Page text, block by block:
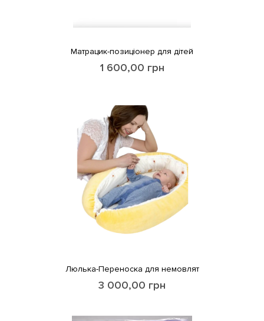
Матрацик-позиціонер для дітей
1 600,00 грн
Люлька-Переноска для немовлят
3 000,00 грн